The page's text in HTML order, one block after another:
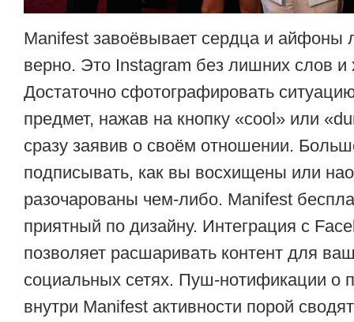
Manifest завоёвывает сердца и айфоны
верно. Это Instagram без лишних слов и
Достаточно сфотографировать
предмет, нажав на кнопку «cool» или
сразу заявив о своём отношении.
подписывать, как вы восхищены или
разочарованы чем-либо. Manifest
приятный по дизайну. Интеграция с
позволяет расшаривать контент для
социальных сетях. Пуш-нотификации о
внутри Manifest активности порой